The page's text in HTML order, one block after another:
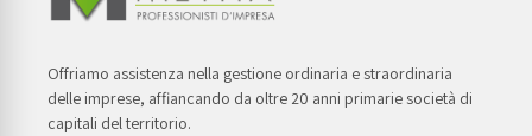
Offriamo assistenza nella gestione ordinaria e straordinaria
delle imprese, affiancando da oltre 20 anni primarie società di
capitali del territorio.